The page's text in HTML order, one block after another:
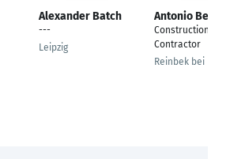
Alexander Batch
---
Leipzig
Antonio Beto
Construction
Contractor
Reinbek bei Hamburg